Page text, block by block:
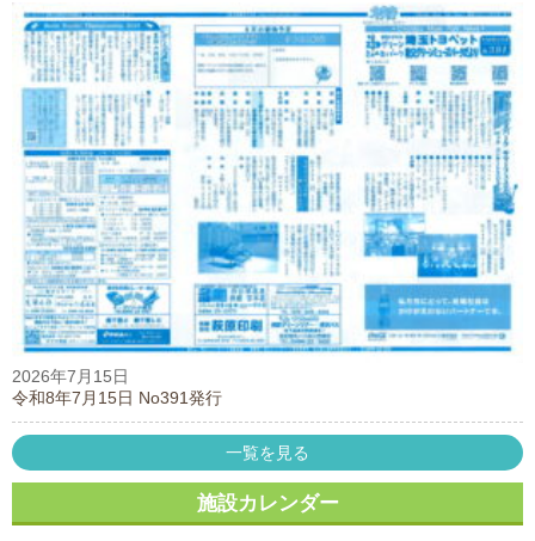
2026年7月15日
令和8年7月15日 No391発行
一覧を見る
施設カレンダー